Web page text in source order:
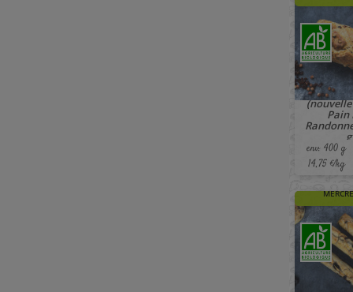
Pain
g
env. 400 g
14,75 €/kg
🚚 À